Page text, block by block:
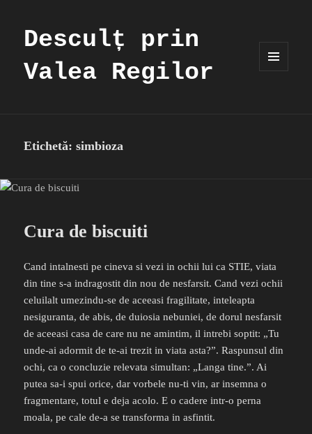
Desculț prin
Valea Regilor
Etichetă:simbioza
Cura de biscuiti
Cand intalnesti pe cineva si vezi in ochii lui ca STIE, viata
din tine s-a indragostit din nou de nesfarsit. Cand vezi ochii
celuilalt umezindu-se de aceeasi fragilitate, inteleapta
nesiguranta, de abis, de duiosia nebuniei, de dorul nesfarsit
de aceeasi casa de care nu ne amintim, il intrebi soptit: „Tu
unde-ai adormit de te-ai trezit in viata asta?”. Raspunsul din
ochi, ca o concluzie relevata simultan: „Langa tine.”. Ai
putea sa-i spui orice, dar vorbele nu-ti vin, ar insemna o
fragmentare, totul e deja acolo. E o cadere intr-o perna
moala, pe cale de-a se transforma in asfintit.